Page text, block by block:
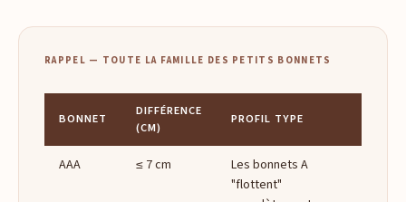
RAPPEL — TOUTE LA FAMILLE DES PETITS BONNETS
BONNET
DIFFÉRENCE
(CM)
PROFIL TYPE
AAA ≤ 7 cm
Les bonnets A
"flottent"